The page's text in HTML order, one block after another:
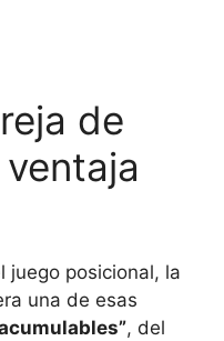
de
juego posicional, la
una de esas
, del